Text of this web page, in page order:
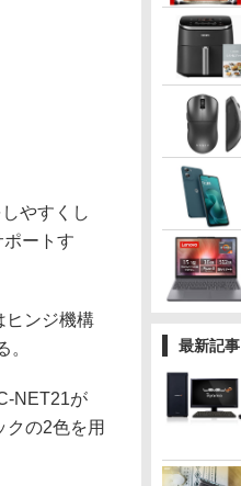
最新記事
やすくし
ートす
ヒンジ機構
。
NET21が
の2色を用